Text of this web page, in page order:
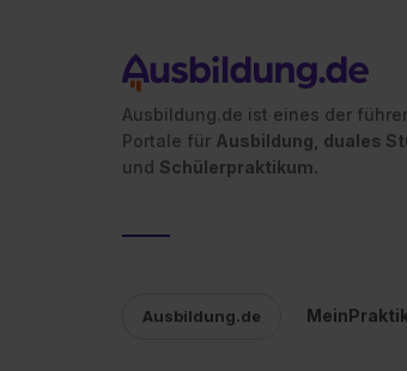
Ausbildung.de ist eines der
Portale für Ausbildung, duales
und Schülerpraktikum.
Ausbildung.de